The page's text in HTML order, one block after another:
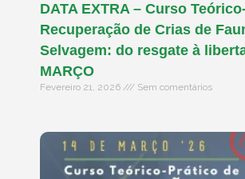
DATA EXTRA – Curso
Recuperação de Crias de
Selvagem: do resgate à
MARÇO
Fevereiro 21, 2026 Sem comentários